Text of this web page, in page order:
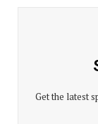
Get the latest